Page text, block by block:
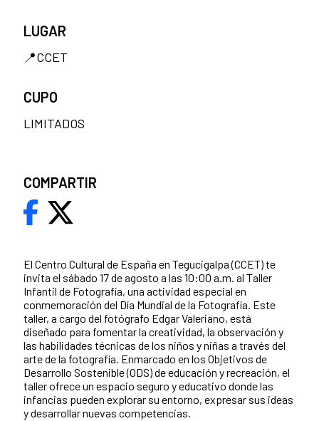
El Centro Cultural de España en Tegucigalpa (CCET) te
invita el sábado 17 de agosto a las 10:00 a.m. al Taller
Infantil de Fotografía, una actividad especial en
conmemoración del Día Mundial de la Fotografía. Este
taller, a cargo del fotógrafo Edgar Valeriano, está
diseñado para fomentar la creatividad, la observación y
las habilidades técnicas de los niños y niñas a través del
arte de la fotografía. Enmarcado en los Objetivos de
Desarrollo Sostenible (ODS) de educación y recreación, el
taller ofrece un espacio seguro y educativo donde las
infancias pueden explorar su entorno, expresar sus ideas
y desarrollar nuevas competencias.
LUGAR
📍CCET
CUPO
LIMITADOS
COMPARTIR